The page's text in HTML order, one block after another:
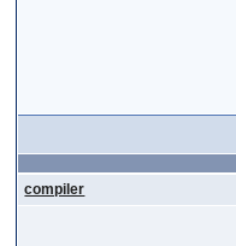
compiler